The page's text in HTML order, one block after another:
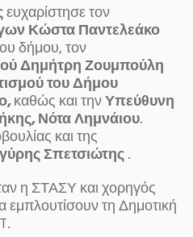
ευχαρίστησε τον
ΚώσταΠαντελεάκο
δήμου, τον
Δημήτρη Ζουμπούλη
του Δήμου
καθώς και τηνΥπεύθυνη
Νότα Λημνάιου.
και της
Σπετσιώτης.
η ΣΤΑΣΥ και χορηγός
τη Δημοτική